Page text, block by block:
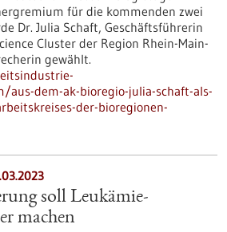
für die kommenden zwei
Dr. Julia Schaft, Geschäftsführerin
Cluster der Region Rhein-Main-
gewählt.
dem-ak-bioregio-julia-schaft-als-
der-bioregionen-
soll Leukämie-
machen